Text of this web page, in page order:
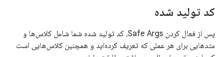
کد تولید شده
پس از فعال کردن Safe Args، کد تولید شده شما شامل کلاس‌ها و
متدهایی برای هر عملی که تعریف کرده‌اید و همچنین کلاس‌هایی است